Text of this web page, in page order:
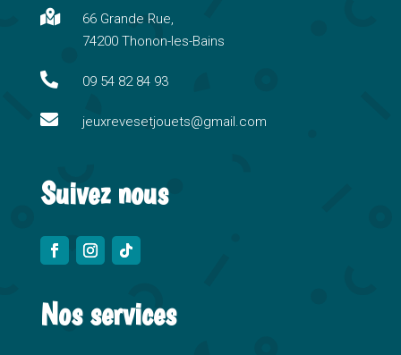
n
a
i
e

66 Grande Rue,
74200 Thonon-les-Bains
 09 54 82 84 93
 jeuxrevesetjouets@gmail.com
Suivez nous
Nos services